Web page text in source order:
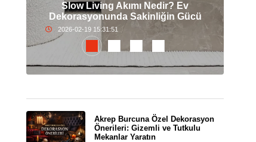
Slow Living Akımı Nedir? Ev
Dekorasyonunda Sakinliğin Gücü
2026-02-19 15:31:51
Akrep Burcuna Özel Dekorasyon
Önerileri: Gizemli ve Tutkulu
Mekanlar Yaratın